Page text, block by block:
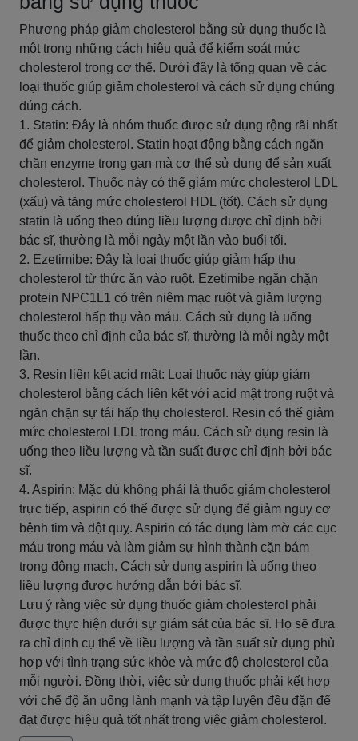
Phương pháp giảm cholesterol bằng sử dụng thuốc là
một trong những cách hiệu quả để kiểm soát mức
cholesterol trong cơ thể. Dưới đây là tổng quan về các
loại thuốc giúp giảm cholesterol và cách sử dụng chúng
đúng cách.
1. Statin: Đây là nhóm thuốc được sử dụng rộng rãi nhất
để giảm cholesterol. Statin hoạt động bằng cách ngăn
chặn enzyme trong gan mà cơ thể sử dụng để sản xuất
cholesterol. Thuốc này có thể giảm mức cholesterol LDL
(xấu) và tăng mức cholesterol HDL (tốt). Cách sử dụng
statin là uống theo đúng liều lượng được chỉ định bởi
bác sĩ, thường là mỗi ngày một lần vào buổi tối.
2. Ezetimibe: Đây là loại thuốc giúp giảm hấp thụ
cholesterol từ thức ăn vào ruột. Ezetimibe ngăn chặn
protein NPC1L1 có trên niêm mạc ruột và giảm lượng
cholesterol hấp thụ vào máu. Cách sử dụng là uống
thuốc theo chỉ định của bác sĩ, thường là mỗi ngày một
lần.
3. Resin liên kết acid mật: Loại thuốc này giúp giảm
cholesterol bằng cách liên kết với acid mật trong ruột và
ngăn chặn sự tái hấp thụ cholesterol. Resin có thể giảm
mức cholesterol LDL trong máu. Cách sử dụng resin là
uống theo liều lượng và tần suất được chỉ định bởi bác
sĩ.
4. Aspirin: Mặc dù không phải là thuốc giảm cholesterol
trực tiếp, aspirin có thể được sử dụng để giảm nguy cơ
bệnh tim và đột quỵ. Aspirin có tác dụng làm mờ các cục
máu trong máu và làm giảm sự hình thành cặn bám
trong động mạch. Cách sử dụng aspirin là uống theo
liều lượng được hướng dẫn bởi bác sĩ.
Lưu ý rằng việc sử dụng thuốc giảm cholesterol phải
được thực hiện dưới sự giám sát của bác sĩ. Họ sẽ đưa
ra chỉ định cụ thể về liều lượng và tần suất sử dụng phù
hợp với tình trạng sức khỏe và mức độ cholesterol của
mỗi người. Đồng thời, việc sử dụng thuốc phải kết hợp
với chế độ ăn uống lành mạnh và tập luyện đều đặn để
đạt được hiệu quả tốt nhất trong việc giảm cholesterol.